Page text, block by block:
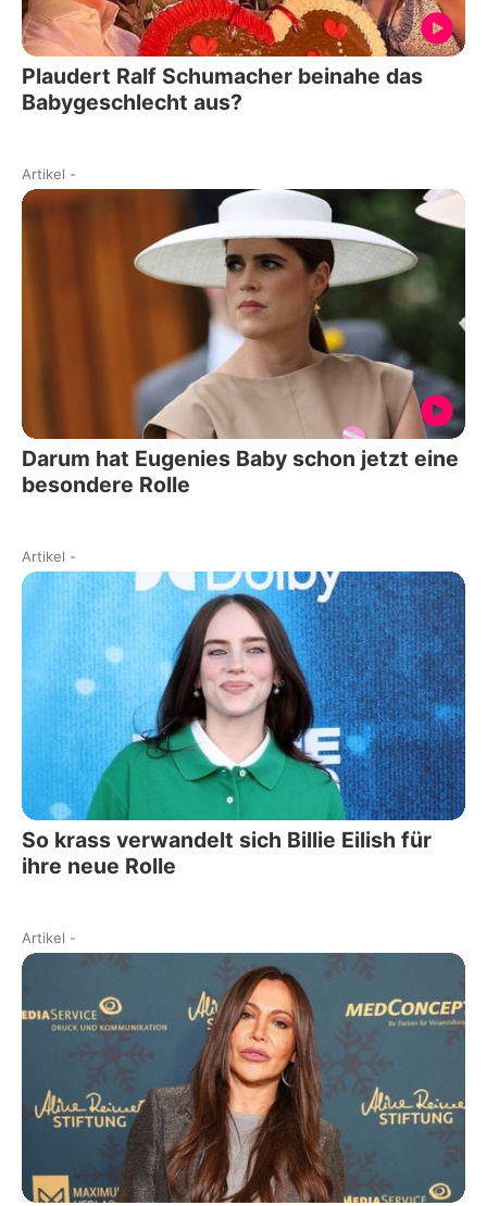
Plaudert Ralf Schumacher beinahe das
Babygeschlecht aus?
Artikel -
Darum hat Eugenies Baby schon jetzt eine
besondere Rolle
Artikel -
So krass verwandelt sich Billie Eilish für
ihre neue Rolle
Artikel -